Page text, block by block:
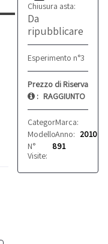
Chiusura asta:
Da
ripubblicare
Esperimento n°3
Prezzo di Riserva
: RAGGIUNTO
Categoria: Macchine
Marca:
Modello: UJF-3042
Anno: 2010
N°
Visite:
891